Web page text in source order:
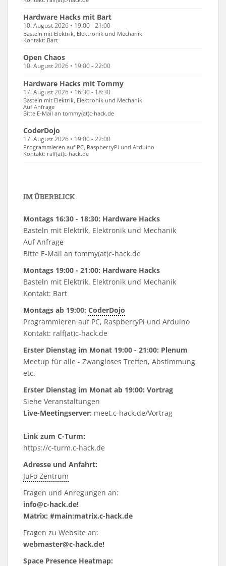
Hardware Hacks mit Bart
10. August 2026 • 19:00 - 21:00
Basteln mit Elektrik, Elektronik und Mechanik
Kontakt: Bart
Open Chaos
10. August 2026 • 19:00 - 22:00
Hardware Hacks mit Tommy
17. August 2026 • 16:30 - 18:30
Basteln mit Elektrik, Elektronik und Mechanik
Auf Anfrage
Bitte E-Mail an tommy(at)c-hack.de
CoderDojo
17. August 2026 • 19:00 - 22:00
Programmieren auf PC, RaspberryPi und Arduino
Kontakt: ralf(at)c-hack.de
IM ÜBERBLICK
Montags 16:30 - 18:30: Hardware Hacks
Basteln mit Elektrik, Elektronik und Mechanik
Auf Anfrage
Bitte E-Mail an tommy(at)c-hack.de
Montags 19:00 - 21:00: Hardware Hacks
Basteln mit Elektrik, Elektronik und Mechanik
Kontakt: Bart
Montags ab 19:00: CoderDojo
Programmieren auf PC, RaspberryPi und Arduino
Kontakt: ralf(at)c-hack.de
Erster Dienstag im Monat 19:00 - 21:00: Plenum
Meetup für alle - Zwangloses Treffen, Abstimmung
etc.
Erster Dienstag im Monat ab 19:00: Vortrag
Siehe Veranstaltungen
Live-Meetingserver: meet.c-hack.de/Vortrag
Link zum C-Turm:
https://c-turm.c-hack.de
Adresse und Anfahrt:
JuFo Zentrum
Fragen und Anregungen an:
info@c-hack.de!
Matrix: #main:matrix.c-hack.de
Fragen zu Website an:
webmaster@c-hack.de!
Space Presence Heatmap: